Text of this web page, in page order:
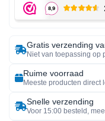
Gratis verzending
Niet van toepassing op
Ruime voorraad
Meeste producten direct
Snelle verzending
Voor 15:00 besteld,